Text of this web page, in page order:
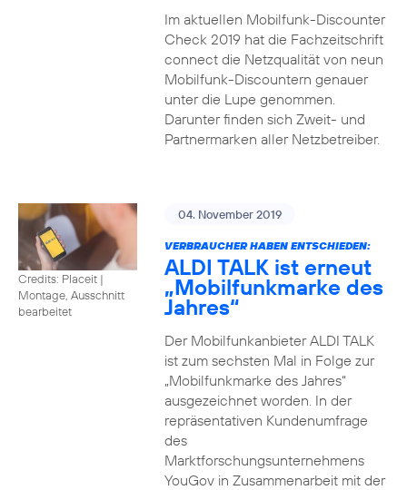
Im aktuellen Mobilfunk-Discounter
Check 2019 hat die Fachzeitschrift
connect die Netzqualität von neun
Mobilfunk-Discountern genauer
unter die Lupe genommen.
Darunter finden sich Zweit- und
Partnermarken aller Netzbetreiber.
Credits: Placeit |
Montage, Ausschnitt
bearbeitet
04. November 2019
VERBRAUCHER HABEN ENTSCHIEDEN:
ALDI TALK ist erneut
„Mobilfunkmarke des
Jahres“
Der Mobilfunkanbieter ALDI TALK
ist zum sechsten Mal in Folge zur
„Mobilfunkmarke des Jahres“
ausgezeichnet worden. In der
repräsentativen Kundenumfrage
des
Marktforschungsunternehmens
YouGov in Zusammenarbeit mit der